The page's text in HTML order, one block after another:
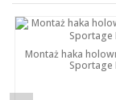
Montaż haka
Sportage